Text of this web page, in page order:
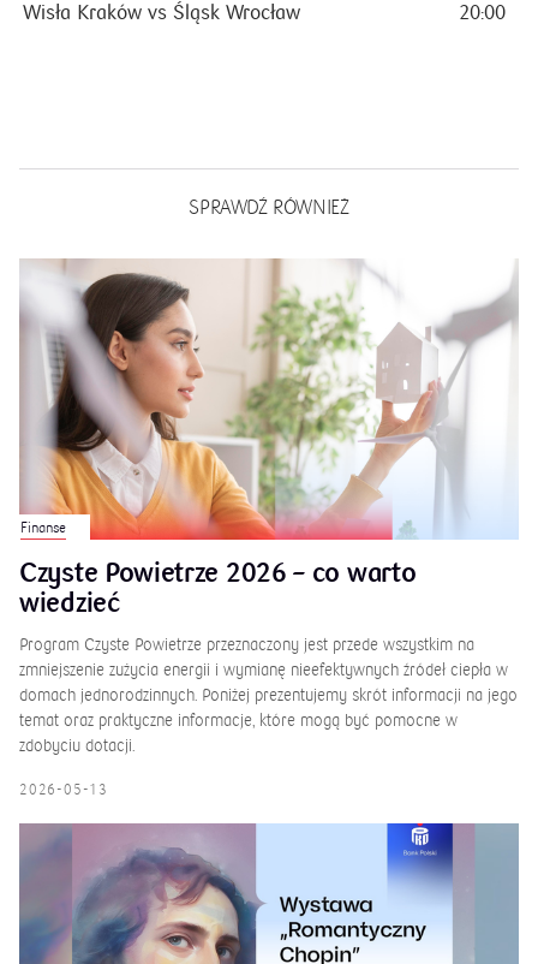
Wisła Kraków vs Śląsk Wrocław 20:00
SPRAWDŹ RÓWNIEŻ
Finanse
Czyste Powietrze 2026 – co warto
wiedzieć
Program Czyste Powietrze przeznaczony jest przede wszystkim na
zmniejszenie zużycia energii i wymianę nieefektywnych źródeł ciepła w
domach jednorodzinnych. Poniżej prezentujemy skrót informacji na jego
temat oraz praktyczne informacje, które mogą być pomocne w
zdobyciu dotacji.
2026-05-13